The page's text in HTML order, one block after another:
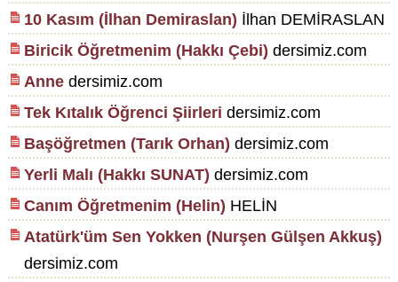
10 Kasım (İlhan Demiraslan) İlhan DEMİRASLAN
Biricik Öğretmenim (Hakkı Çebi) dersimiz.com
Annedersimiz.com
Tek Kıtalık Öğrenci Şiirleri dersimiz.com
Başöğretmen (Tarık Orhan) dersimiz.com
Yerli Malı (Hakkı SUNAT) dersimiz.com
Canım Öğretmenim (Helin) HELİN
Atatürk'üm Sen Yokken (Nurşen Gülşen Akkuş)
dersimiz.com